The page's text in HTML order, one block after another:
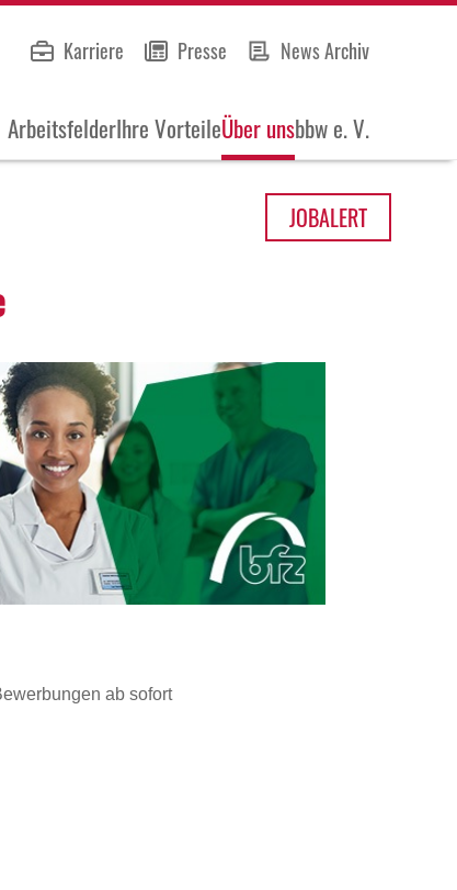
Karriere Presse News Archiv
ArbeitsfelderIhre VorteileÜber unsbbw e. V.
JOBALERT
ab sofort